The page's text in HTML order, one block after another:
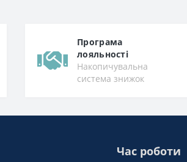
Програма
лояльності
Накопичувальна
система знижок
Час роботи